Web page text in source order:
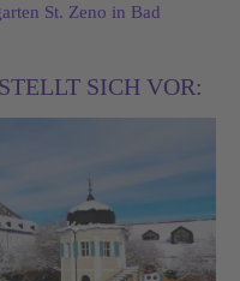
St. Zeno in Bad
SICH VOR: